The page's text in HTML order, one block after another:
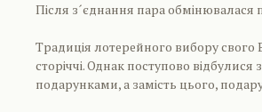
Після з´єднання пара
Традиція лотерейного вибору свого
сторіччі. Однак поступово
подарунками, а замість цього,